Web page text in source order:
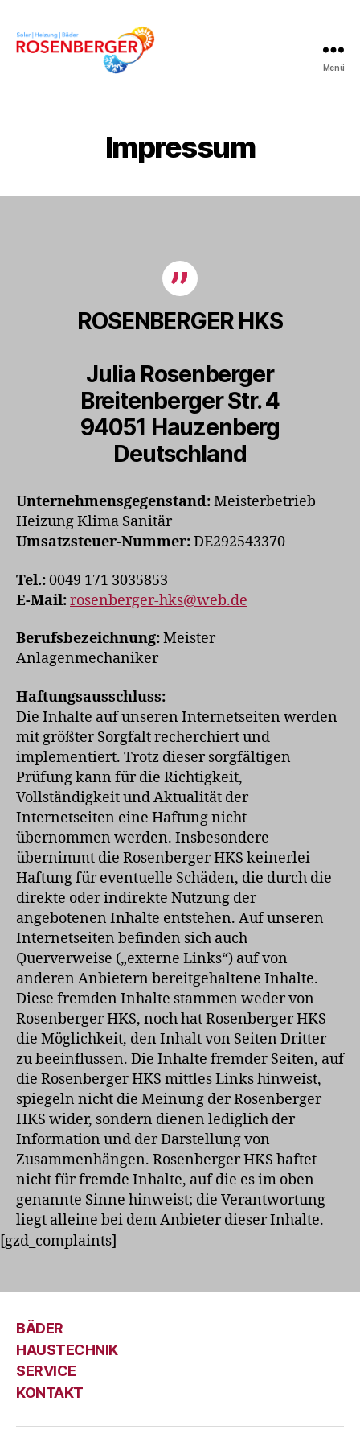
Menü
Impressum
ROSENBERGER HKS
Julia Rosenberger
Breitenberger Str. 4
94051 Hauzenberg
Deutschland
Unternehmensgegenstand:Meisterbetrieb
Heizung Klima Sanitär
Umsatzsteuer-Nummer:DE292543370
Tel.:0049 171 3035853
E-Mail:rosenberger-hks@web.de
Berufsbezeichnung:Meister
Anlagenmechaniker
Haftungsausschluss:
Die Inhalte auf unseren Internetseiten werden
mit größter Sorgfalt recherchiert und
implementiert. Trotz dieser sorgfältigen
Prüfung kann für die Richtigkeit,
Vollständigkeit und Aktualität der
Internetseiten eine Haftung nicht
übernommen werden. Insbesondere
übernimmt die Rosenberger HKS keinerlei
Haftung für eventuelle Schäden, die durch die
direkte oder indirekte Nutzung der
angebotenen Inhalte entstehen. Auf unseren
Internetseiten befinden sich auch
Querverweise („externe Links“) auf von
anderen Anbietern bereitgehaltene Inhalte.
Diese fremden Inhalte stammen weder von
Rosenberger HKS, noch hat Rosenberger HKS
die Möglichkeit, den Inhalt von Seiten Dritter
zu beeinflussen. Die Inhalte fremder Seiten, auf
die Rosenberger HKS mittles Links hinweist,
spiegeln nicht die Meinung der Rosenberger
HKS wider, sondern dienen lediglich der
Information und der Darstellung von
Zusammenhängen. Rosenberger HKS haftet
nicht für fremde Inhalte, auf die es im oben
genannte Sinne hinweist; die Verantwortung
liegt alleine bei dem Anbieter dieser Inhalte.
[gzd_complaints]
BÄDER
HAUSTECHNIK
SERVICE
KONTAKT